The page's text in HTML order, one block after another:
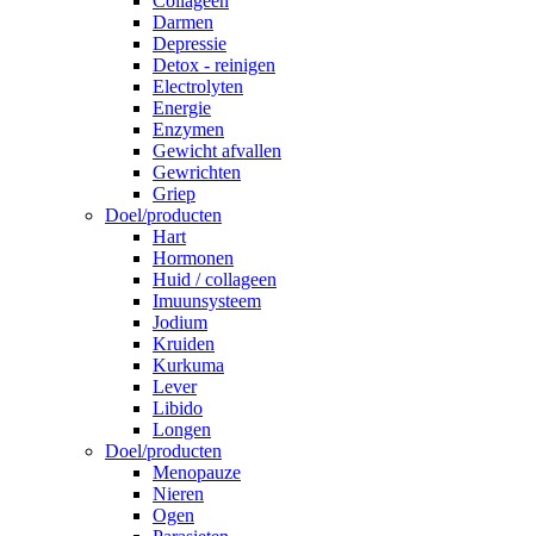
Darmen
Depressie
Detox - reinigen
Electrolyten
Energie
Enzymen
Gewicht afvallen
Gewrichten
Griep
Doel/producten
Hart
Hormonen
Huid / collageen
Imuunsysteem
Jodium
Kruiden
Kurkuma
Lever
Libido
Longen
Doel/producten
Menopauze
Nieren
Ogen